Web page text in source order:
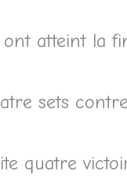
atteint la
sets
quatre